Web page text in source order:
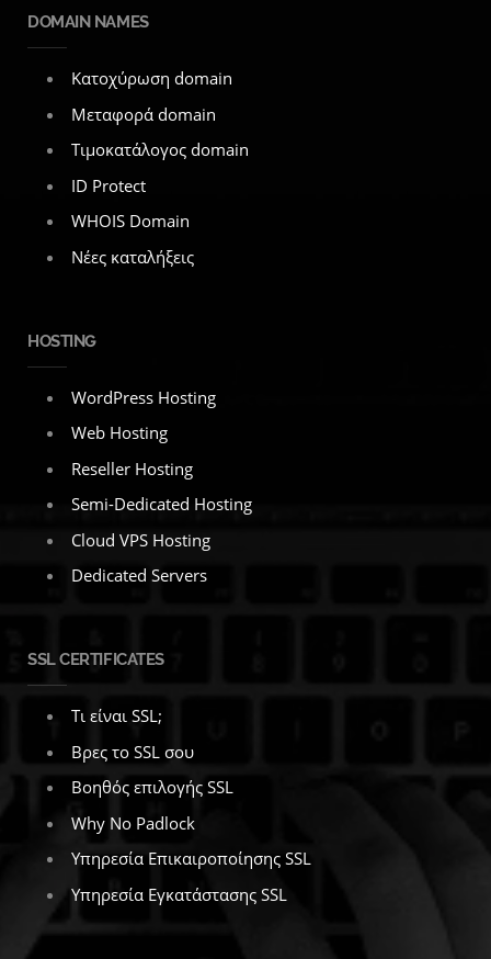
DOMAIN NAMES
Κατοχύρωση domain
Μεταφορά domain
Τιμοκατάλογος domain
ID Protect
WHOIS Domain
Νέες καταλήξεις
HOSTING
WordPress Hosting
Web Hosting
Reseller Hosting
Semi-Dedicated Hosting
Cloud VPS Hosting
Dedicated Servers
SSL CERTIFICATES
Τι είναι SSL;
Βρες το SSL σου
Βοηθός επιλογής SSL
Why No Padlock
Υπηρεσία Επικαιροποίησης SSL
Υπηρεσία Εγκατάστασης SSL